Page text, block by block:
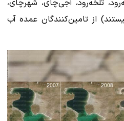
تلخه‌رود، آجی‌چای، شهرچای،
از تامین‌کنندگان عمده آب